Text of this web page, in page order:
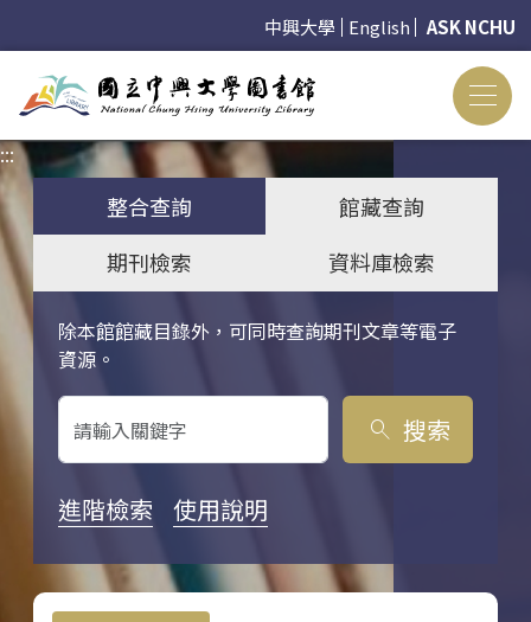
中興大學 English ASK NCHU
:::
整合查詢
館藏查詢
期刊檢索
資料庫檢索
除本館館藏目錄外，可同時查詢期刊文章等電子
資源。
關鍵字搜尋
search 搜索
進階檢索 使用說明